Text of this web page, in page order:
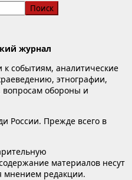
журнал
событиям, аналитические
этнографии,
вопросам обороны и
России. Прежде всего в
материалов несут
мнением редакции.